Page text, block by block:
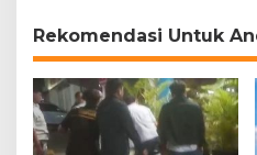
Rekomendasi Untuk